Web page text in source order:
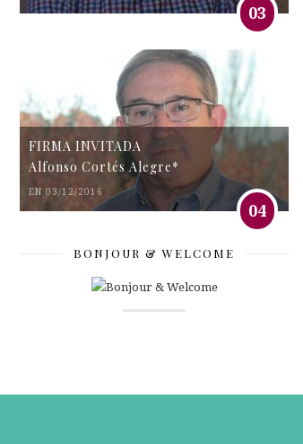
03
FIRMA INVITADA
Alfonso Cortés Alegre*
EN 03/12/2016
04
BONJOUR & WELCOME